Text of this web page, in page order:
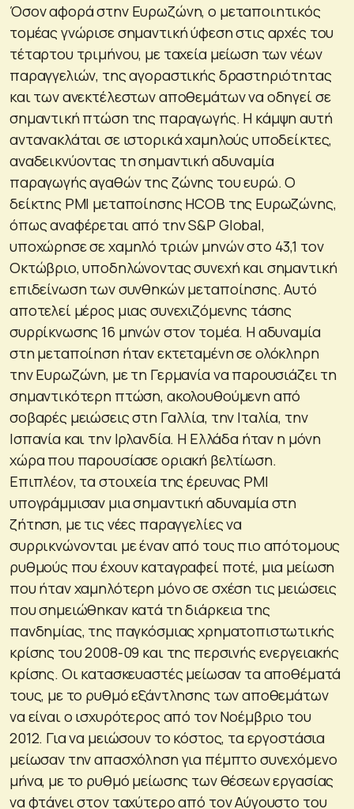
Όσον αφορά στην Ευρωζώνη, ο μεταποιητικός
τομέας γνώρισε σημαντική ύφεση στις αρχές του
τέταρτου τριμήνου, με ταχεία μείωση των νέων
παραγγελιών, της αγοραστικής δραστηριότητας
και των ανεκτέλεστων αποθεμάτων να οδηγεί σε
σημαντική πτώση της παραγωγής. Η κάμψη αυτή
αντανακλάται σε ιστορικά χαμηλούς υποδείκτες,
αναδεικνύοντας τη σημαντική αδυναμία
παραγωγής αγαθών της ζώνης του ευρώ. Ο
δείκτης PMI μεταποίησης HCOB της Ευρωζώνης,
όπως αναφέρεται από την S&P Global,
υποχώρησε σε χαμηλό τριών μηνών στο 43,1 τον
Οκτώβριο, υποδηλώνοντας συνεχή και σημαντική
επιδείνωση των συνθηκών μεταποίησης. Αυτό
αποτελεί μέρος μιας συνεχιζόμενης τάσης
συρρίκνωσης 16 μηνών στον τομέα. Η αδυναμία
στη μεταποίηση ήταν εκτεταμένη σε ολόκληρη
την Ευρωζώνη, με τη Γερμανία να παρουσιάζει τη
σημαντικότερη πτώση, ακολουθούμενη από
σοβαρές μειώσεις στη Γαλλία, την Ιταλία, την
Ισπανία και την Ιρλανδία. Η Ελλάδα ήταν η μόνη
χώρα που παρουσίασε οριακή βελτίωση.
Επιπλέον, τα στοιχεία της έρευνας PMI
υπογράμμισαν μια σημαντική αδυναμία στη
ζήτηση, με τις νέες παραγγελίες να
συρρικνώνονται με έναν από τους πιο απότομους
ρυθμούς που έχουν καταγραφεί ποτέ, μια μείωση
που ήταν χαμηλότερη μόνο σε σχέση τις μειώσεις
που σημειώθηκαν κατά τη διάρκεια της
πανδημίας, της παγκόσμιας χρηματοπιστωτικής
κρίσης του 2008-09 και της περσινής ενεργειακής
κρίσης. Οι κατασκευαστές μείωσαν τα αποθέματά
τους, με το ρυθμό εξάντλησης των αποθεμάτων
να είναι ο ισχυρότερος από τον Νοέμβριο του
2012. Για να μειώσουν το κόστος, τα εργοστάσια
μείωσαν την απασχόληση για πέμπτο συνεχόμενο
μήνα, με το ρυθμό μείωσης των θέσεων εργασίας
να φτάνει στον ταχύτερο από τον Αύγουστο του